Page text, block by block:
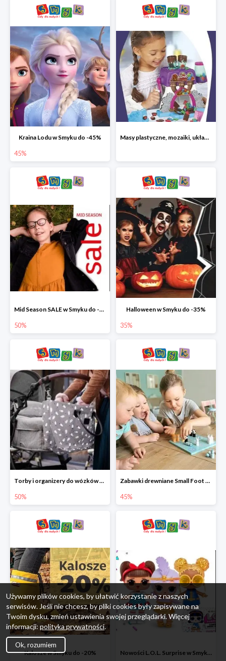
Kraina Lodu w Smyku do -45%
45%
Masy plastyczne, mozaiki, układanki do -45%
Mid Season SALE w Smyku do -50%
50%
Halloween w Smyku do -35%
35%
Torby i organizery do wózków w Smyku do -50%
50%
Zabawki drewniane Small Foot do -45%
45%
Kalosze w Smyku do -20% Nowości L.O.L. Surprise w Smyku do -45%
Używamy plików cookies, by ułatwić korzystanie z naszych
serwisów. Jeśli nie chcesz, by pliki cookies były zapisywane na
Twoim dysku, zmień ustawienia swojej przeglądarki. Więcej
informacji: polityka prywatności.
Ok, rozumiem